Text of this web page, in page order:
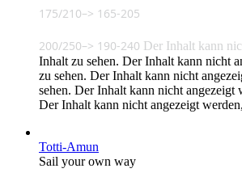
175/210–> 165-205
200/250–> 190-240 Der Inhalt kann
Inhalt zu sehen. Der Inhalt kann nicht
zu sehen. Der Inhalt kann nicht
sehen. Der Inhalt kann nicht angezeigt
Der Inhalt kann nicht angezeigt
Totti-Amun
Sail your own way